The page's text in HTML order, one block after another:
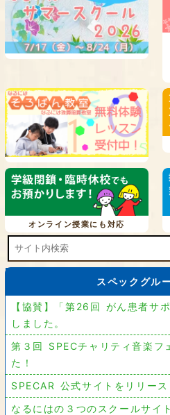
オンライン授業にも対応
スペックグル
【協賛】「第26回 がん患者サ
しました。
第３回 SPECチャリティ音楽フ
た！
SPECAR 公式サイトをリリース
なるにはの３つのスクールサイ